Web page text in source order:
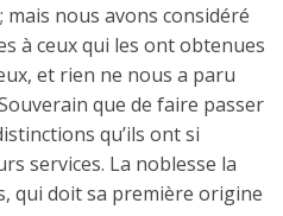
mais nous avons considéré
à ceux qui les ont obtenues
et rien ne nous a paru
que de faire passer
qu’ils ont si
services. La noblesse la
qui doit sa première origine